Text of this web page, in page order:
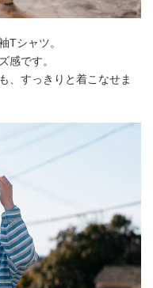
Tシャツ。
感です。
、すっきりと着こなせま